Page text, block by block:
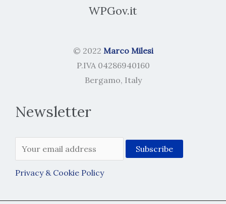
WPGov.it
© 2022 Marco Milesi
P.IVA 04286940160
Bergamo, Italy
Newsletter
Privacy & Cookie Policy